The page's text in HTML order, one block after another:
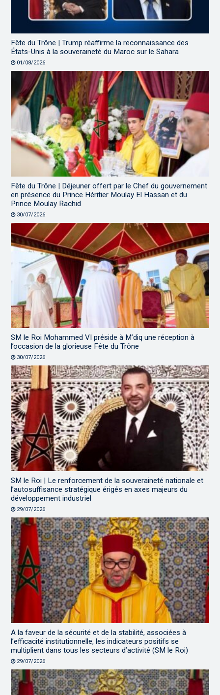
Fête du Trône | Trump réaffirme la reconnaissance des
États-Unis à la souveraineté du Maroc sur le Sahara
01/08/2026
Fête du Trône | Déjeuner offert par le Chef du gouvernement
en présence du Prince Héritier Moulay El Hassan et du
Prince Moulay Rachid
30/07/2026
SM le Roi Mohammed VI préside à M’diq une réception à
l’occasion de la glorieuse Fête du Trône
30/07/2026
SM le Roi | Le renforcement de la souveraineté nationale et
l’autosuffisance stratégique érigés en axes majeurs du
développement industriel
29/07/2026
A la faveur de la sécurité et de la stabilité, associées à
l’efficacité institutionnelle, les indicateurs positifs se
multiplient dans tous les secteurs d’activité (SM le Roi)
29/07/2026